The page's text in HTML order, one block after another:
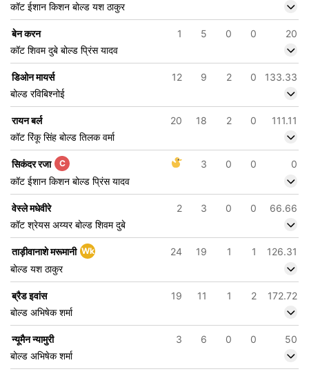
कॉट ईशान किशन बोल्ड यश ठाकुर
बेन करन 1 5 0 0
20
कॉट शिवम दुबे बोल्ड प्रिंस यादव
डिओन मायर्स 12 9 2 0
133.33
बोल्ड रविबिश्नोई
रायन बर्ल 20 18 2 0
111.11
कॉट रिंकू सिंह बोल्ड तिलक वर्मा
सिकंदर रजा C 3 0 0
0
कॉट ईशान किशन बोल्ड प्रिंस यादव
वेस्ले मधेवीरे 2 3 0 0
66.66
कॉट श्रेयस अय्यर बोल्ड शिवम दुबे
ताड़ीवानाशे मरूमानी Wk 24 19 1 1
126.31
बोल्ड यश ठाकुर
ब्रैड इवांस 19 11 1 2
172.72
बोल्ड अभिषेक शर्मा
न्यूमैन न्यामुरी 3 6 0 0
50
बोल्ड अभिषेक शर्मा